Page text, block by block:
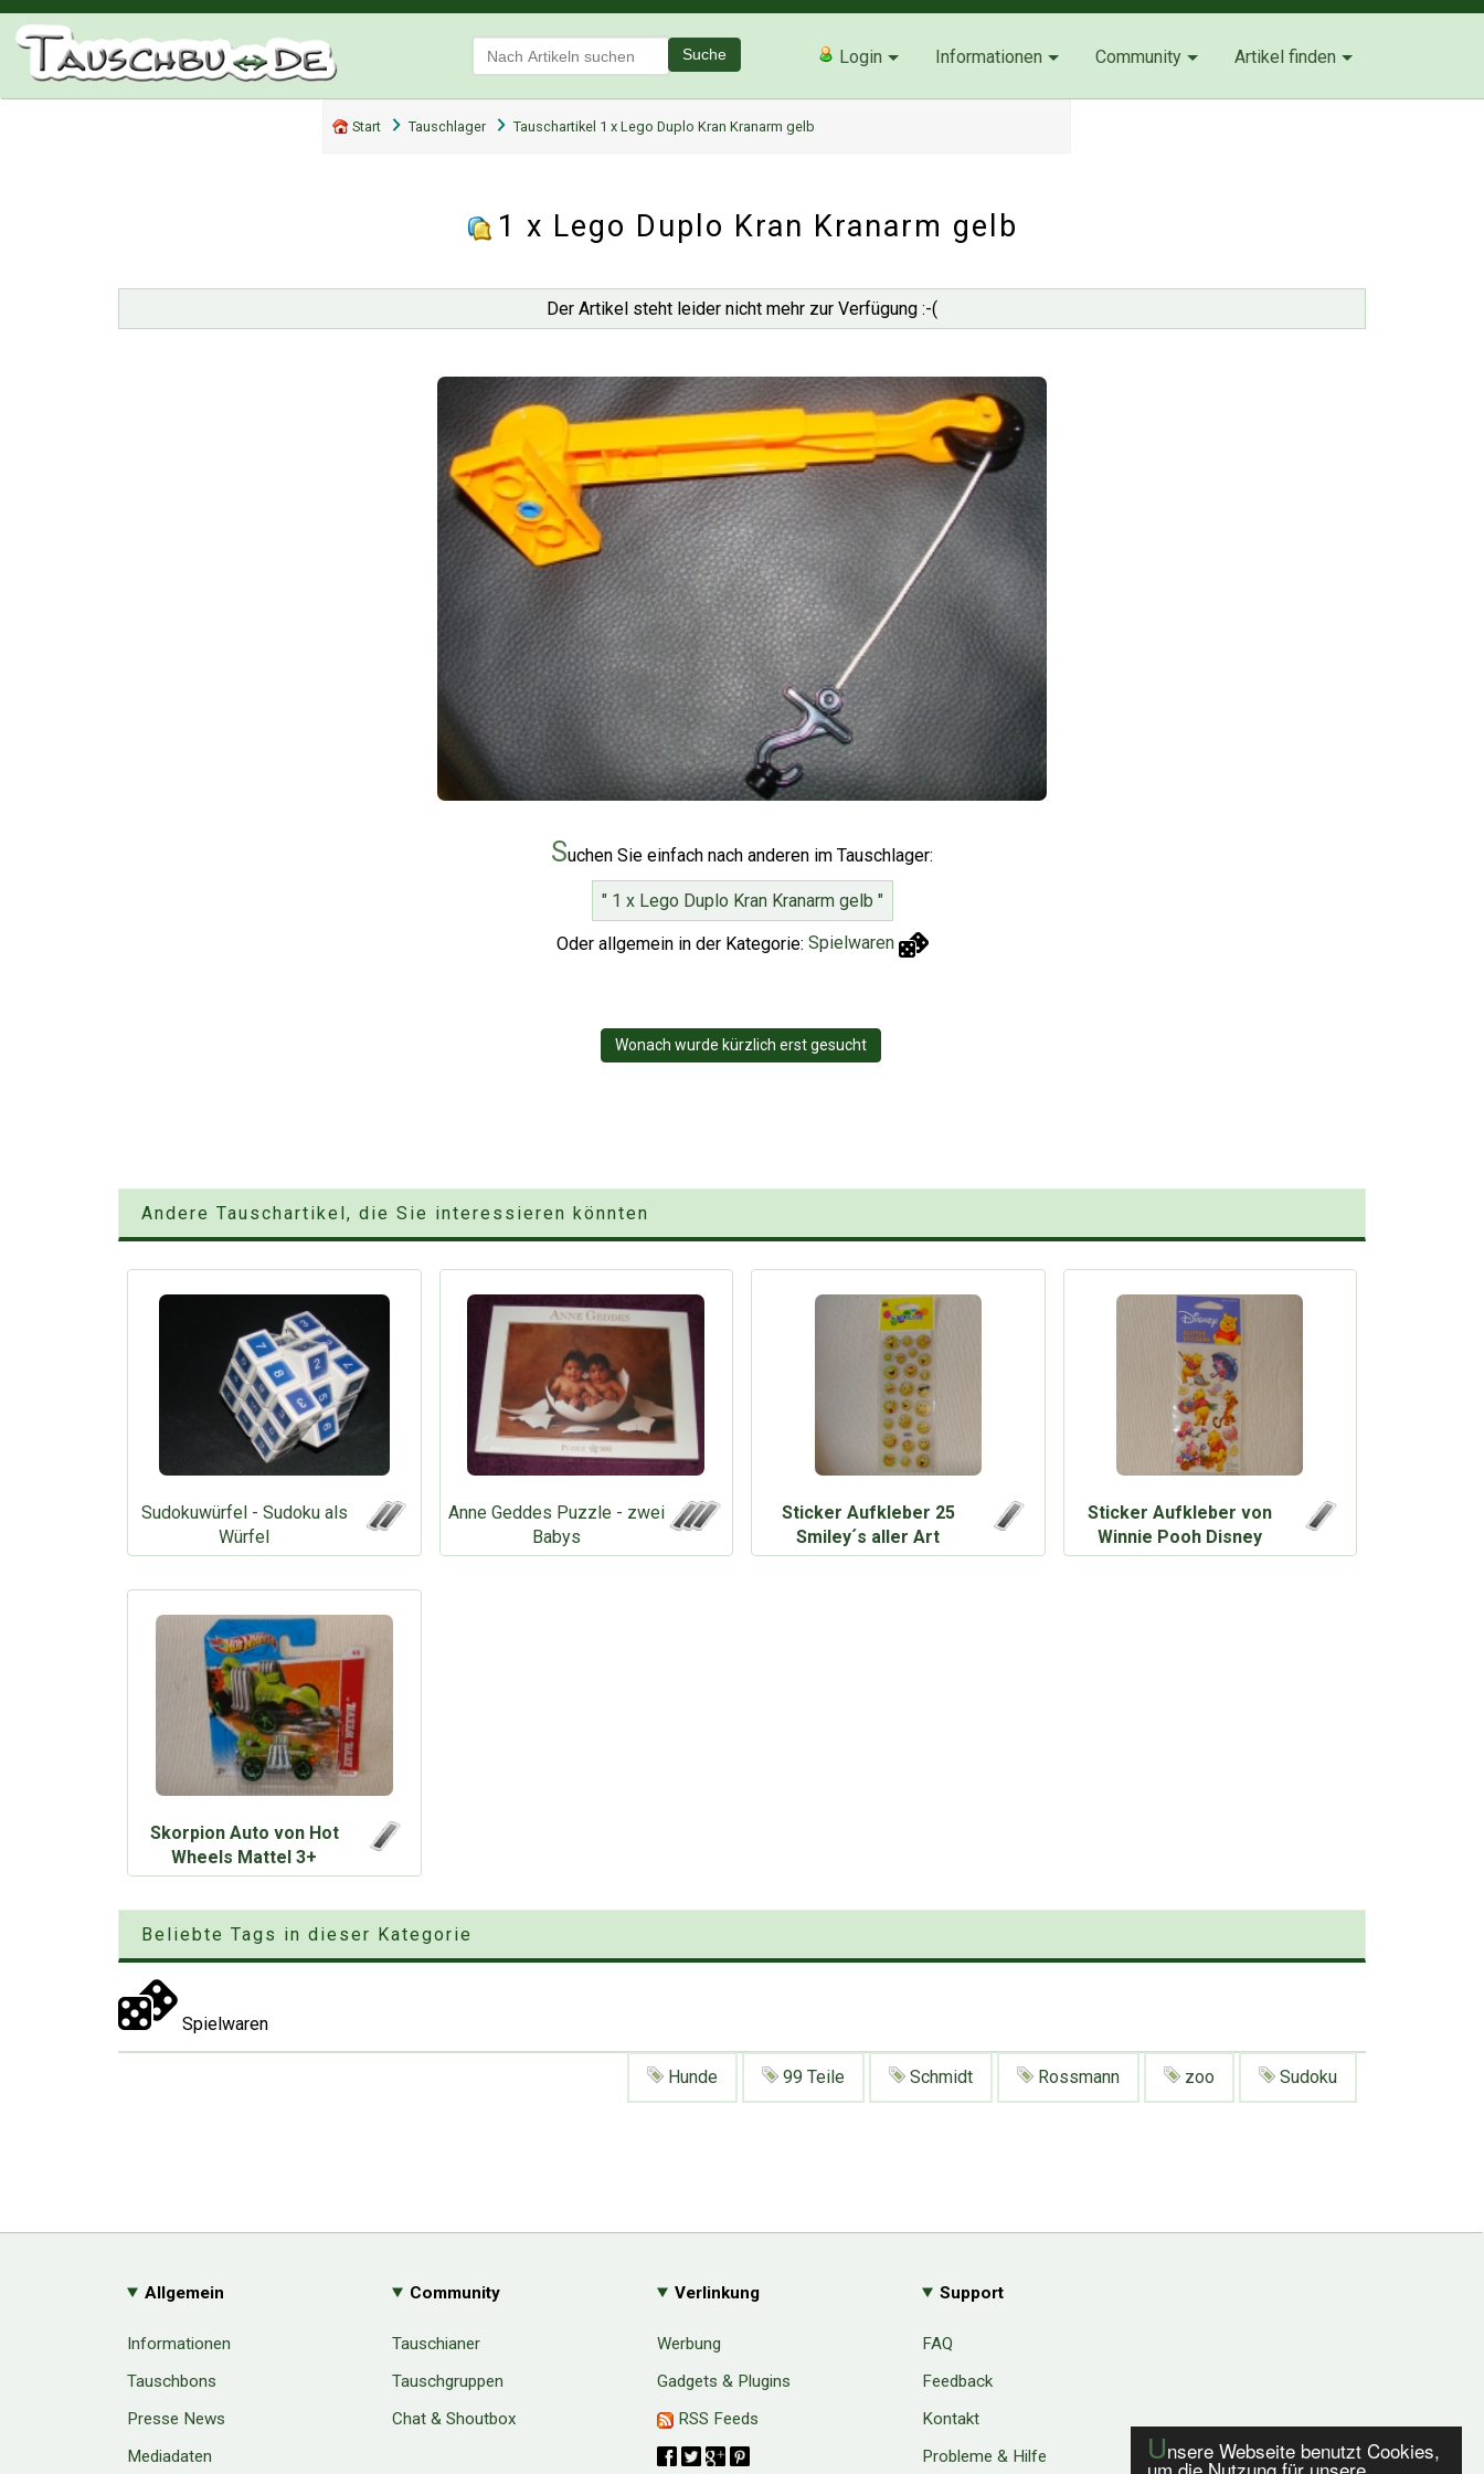
Unsere Webseite benutzt Cookies,
Suche Login Informationen Community Artikel finden
Start Tauschlager Tauschartikel 1 x Lego Duplo Kran Kranarm gelb
1 x Lego Duplo Kran Kranarm gelb
Der Artikel steht leider nicht mehr zur Verfügung :-(
Suchen Sie einfach nach anderen im Tauschlager:
" 1 x Lego Duplo Kran Kranarm gelb "
Oder allgemein in der Kategorie: Spielwaren
Wonach wurde kürzlich erst gesucht
Andere Tauschartikel, die Sie interessieren könnten
Sudokuwürfel - Sudoku als
Würfel
Anne Geddes Puzzle - zwei
Babys
Sticker Aufkleber 25
Smiley´s aller Art
Sticker Aufkleber von
Winnie Pooh Disney
Skorpion Auto von Hot
Wheels Mattel 3+
Beliebte Tags in dieser Kategorie
Spielwaren
Hunde 99 Teile Schmidt Rossmann zoo Sudoku
Allgemein
Informationen
Tauschbons
Presse News
Mediadaten
Community
Tauschianer
Tauschgruppen
Chat & Shoutbox
Verlinkung
Werbung
Gadgets & Plugins
RSS Feeds
Support
FAQ
Feedback
Kontakt
Probleme & Hilfe